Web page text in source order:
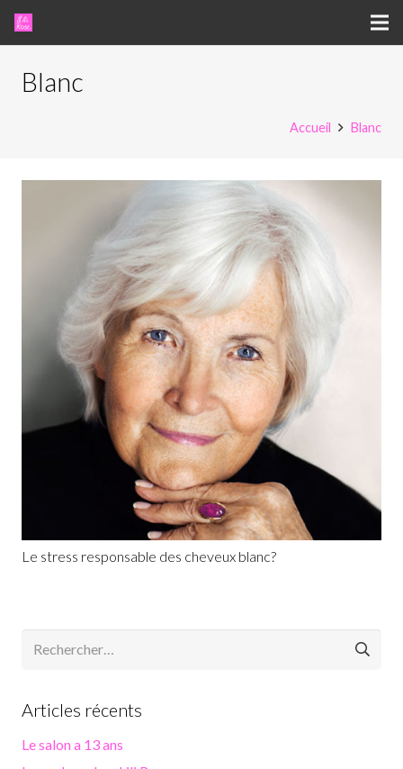
Blanc
Accueil Blanc
Le stress responsable des cheveux blanc?
Rechercher :
Articles récents
Le salon a 13 ans